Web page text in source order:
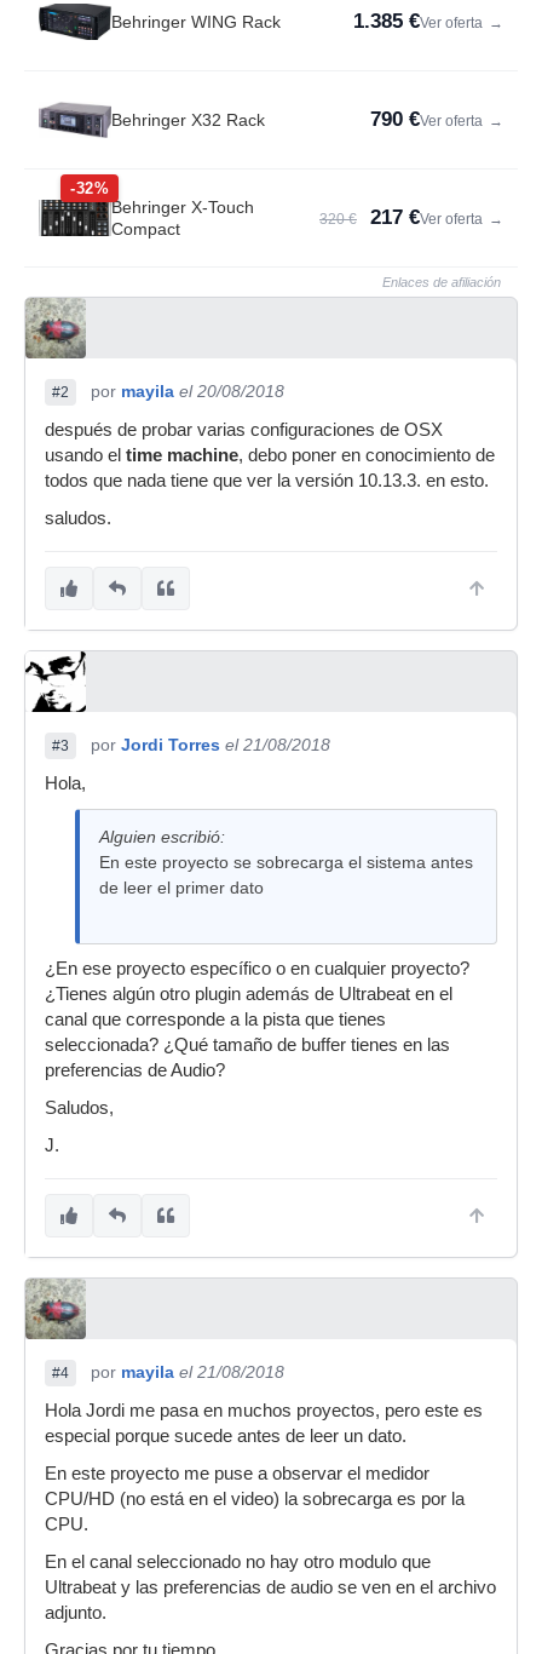
Behringer WING Rack 1.385 €Ver oferta →
Behringer X32 Rack 790 €Ver oferta →
-32%
Behringer X-Touch
Compact
320 € 217 €Ver oferta →
Enlaces de afiliación
#2 por mayila el 20/08/2018
después de probar varias configuraciones de OSX
usando el time machine, debo poner en conocimiento de
todos que nada tiene que ver la versión 10.13.3. en esto.
saludos.
#3 por Jordi Torres el 21/08/2018
Hola,
Alguien escribió:
En este proyecto se sobrecarga el sistema antes
de leer el primer dato
¿En ese proyecto específico o en cualquier proyecto?
¿Tienes algún otro plugin además de Ultrabeat en el
canal que corresponde a la pista que tienes
seleccionada? ¿Qué tamaño de buffer tienes en las
preferencias de Audio?
Saludos,
J.
#4 por mayila el 21/08/2018
Hola Jordi me pasa en muchos proyectos, pero este es
especial porque sucede antes de leer un dato.
En este proyecto me puse a observar el medidor
CPU/HD (no está en el video) la sobrecarga es por la
CPU.
En el canal seleccionado no hay otro modulo que
Ultrabeat y las preferencias de audio se ven en el archivo
adjunto.